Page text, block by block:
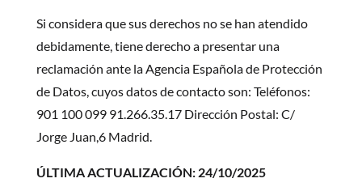
Si considera que sus derechos no se han atendido
debidamente, tiene derecho a presentar una
reclamación ante la Agencia Española de Protección
de Datos, cuyos datos de contacto son: Teléfonos:
901 100 099 91.266.35.17 Dirección Postal: C/
Jorge Juan,6 Madrid.
ÚLTIMA ACTUALIZACIÓN: 24/10/2025